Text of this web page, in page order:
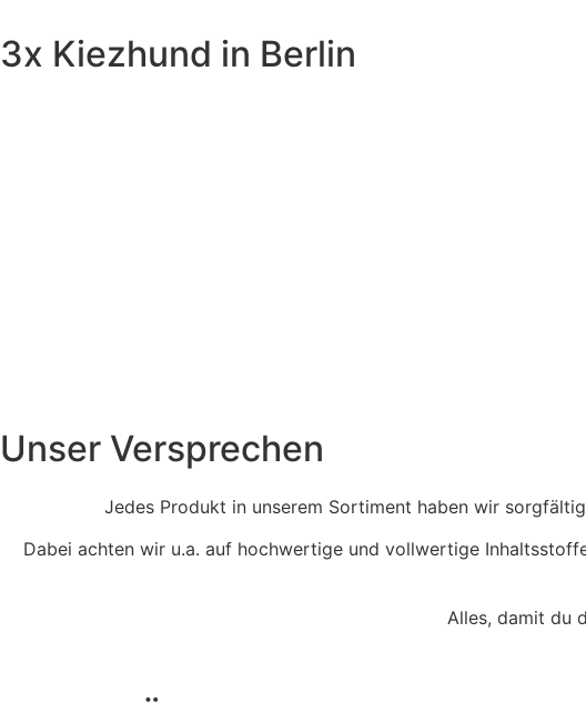
3x Kiezhund in Berlin
Unser Versprechen
Jedes Produkt in unserem Sortiment haben wir
Dabei achten wir u.a. auf hochwertige und vollwertige
Alles, damit du